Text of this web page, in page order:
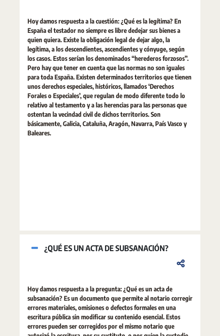
Hoy damos respuesta a la cuestión: ¿Qué es la legítima? En
España el testador no siempre es libre dedejar sus bienes a
quien quiera. Existe la obligación legal de dejar algo, la
legítima, a los descendientes, ascendientes y cónyuge, según
los casos. Estos serían los denominados “herederos forzosos”.
Pero hay que tener en cuenta que las normas no son iguales
para toda España. Existen determinados territorios que tienen
unos derechos especiales, históricos, llamados ‘Derechos
Forales o Especiales’, que regulan de modo diferente todo lo
relativo al testamento y a las herencias para las personas que
ostentan la vecindad civil de dichos territorios. Son
básicamente, Galicia, Cataluña, Aragón, Navarra, País Vasco y
Baleares.
¿QUÉ ES UN ACTA DE SUBSANACIÓN?
Hoy damos respuesta a la pregunta: ¿Qué es un acta de
subsanación? Es un documento que permite al notario corregir
errores materiales, omisiones o defectos formales en una
escritura pública sin modificar su contenido esencial. Estos
errores pueden ser corregidos por el mismo notario que